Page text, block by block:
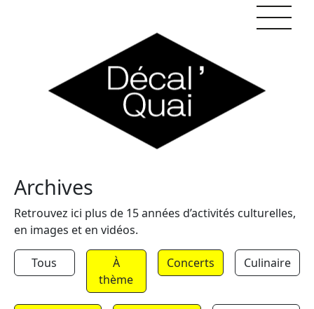
Archives
Retrouvez ici plus de 15 années d’activités culturelles,
en images et en vidéos.
Tous
À
thème
Concerts Culinaire